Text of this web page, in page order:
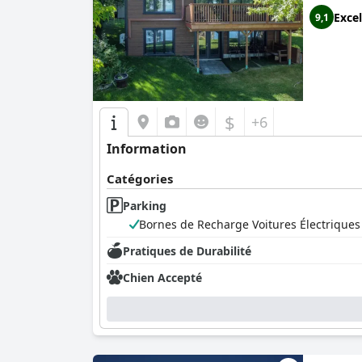
9,1
$ +6
Information
Catégories
Parking
Bornes de Recharge Voitures Électriques
Pratiques de Durabilité
Chien Accepté